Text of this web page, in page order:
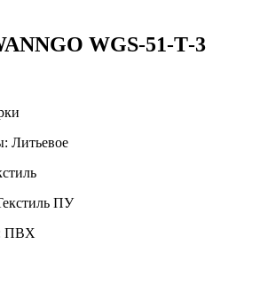
WGS‑51‑T‑3
Литьевое
ПУ
ПВХ